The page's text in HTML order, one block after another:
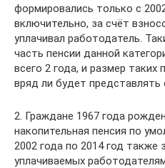
формировались только с
включительно, за счёт
уплачивал работодатель.
часть пенсии данной
всего 2 года, и размер таких
вряд ли будет
2. Граждане 1967 года
накопительная пенсия по
2002 года по 2014 год также
уплачиваемых